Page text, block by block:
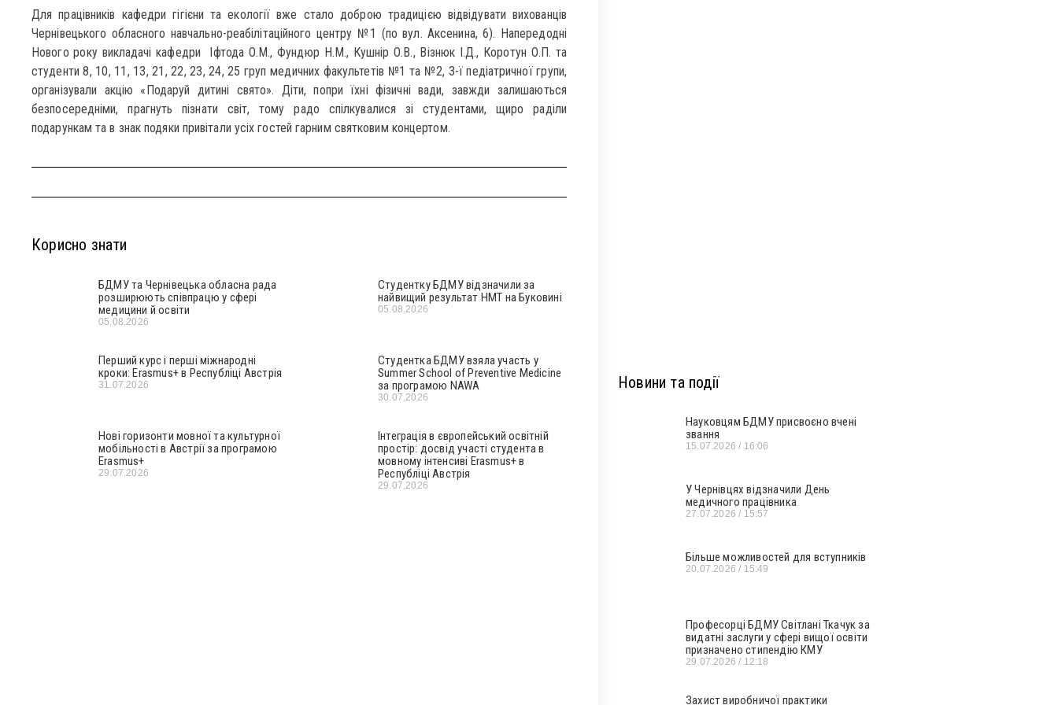
Для працівників кафедри гігієни та екології вже стало доброю традицією відвідувати вихованців
Чернівецького обласного навчально-реабілітаційного центру №1 (по вул. Аксенина, 6). Напередодні
Нового року викладачі кафедри Іфтода О.М., Фундюр Н.М., Кушнір О.В., Візнюк І.Д., Коротун О.П. та
студенти 8, 10, 11, 13, 21, 22, 23, 24, 25 груп медичних факультетів №1 та №2, 3-ї педіатричної групи,
організували акцію «Подаруй дитині свято». Діти, попри їхні фізичні вади, завжди залишаються
безпосередніми, прагнуть пізнати світ, тому радо спілкувалися зі студентами, щиро раділи
подарункам та в знак подяки привітали усіх гостей гарним святковим концертом.
Корисно знати
БДМУ та Чернівецька обласна рада
розширюють співпрацю у сфері
медицини й освіти
05.08.2026
Студентку БДМУ відзначили за
найвищий результат НМТ на Буковині
05.08.2026
Перший курс і перші міжнародні
кроки: Erasmus+ в Республіці Австрія
31.07.2026
Студентка БДМУ взяла участь у
Summer School of Preventive Medicine
за програмою NAWA
30.07.2026
Нові горизонти мовної та культурної
мобільності в Австрії за програмою
Erasmus+
29.07.2026
Інтеграція в європейський освітній
простір: досвід участі студента в
мовному інтенсиві Erasmus+ в
Республіці Австрія
29.07.2026
Новини та події
Науковцям БДМУ присвоєно вчені
звання
15.07.2026 16:06
У Чернівцях відзначили День
медичного працівника
27.07.2026 15:57
Більше можливостей для вступників
20.07.2026 15:49
Професорці БДМУ Світлані Ткачук за
видатні заслуги у сфері вищої освіти
призначено стипендію КМУ
29.07.2026 12:18
Захист виробничої практики